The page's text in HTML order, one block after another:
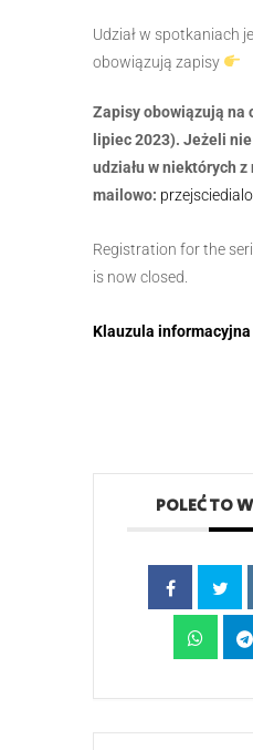
Udział w spotkaniach
obowiązują zapisy
Zapisy obowiązują na
lipiec 2023). Jeżeli
udziału w niektórych
mailowo:
Registration for the
is now closed.
Klauzula informacyjna
POLEĆ TO